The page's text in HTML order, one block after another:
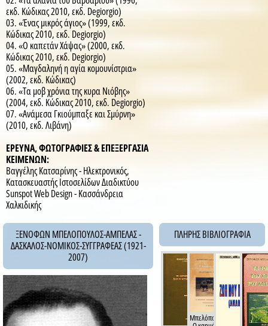
εκδ. Κώδικας 2010, εκδ. Degiorgio)
03. «Ένας μικρός άγιος» (1999, εκδ.
Κώδικας 2010, εκδ. Degiorgio)
04. «Ο καπετάν Χάψας» (2000, εκδ.
Κώδικας 2010, εκδ. Degiorgio)
05. «Μαγδαληνή η αγία κομουνίστρια»
(2002, εκδ. Κώδικας)
06. «Τα μοβ χρόνια της κυρα Νιόβης»
(2004, εκδ. Κώδικας 2010, εκδ. Degiorgio)
07. «Ανάμεσα Γκιούμπαξε και Σμύρνη»
(2010, εκδ. Λιβάνη)
ΕΡΕΥΝΑ, ΦΩΤΟΓΡΑΦΙΕΣ & ΕΠΕΞΕΡΓΑΣΙΑ
ΚΕΙΜΕΝΩΝ:
Βαγγέλης Κατσαρίνης - Ηλεκτρονικός,
Κατασκευαστής Ιστοσελίδων Διαδικτύου
Sunspot Web Design - Κασσάνδρεια
Χαλκιδικής
ΞΕΝΟΦΩΝ ΜΠΕΛΟΠΟΥΛΟΣ-ΑΜΠΕΛΑΣ -
ΔΑΣΚΑΛΟΣ-ΝΟΜΙΚΟΣ-ΣΥΓΓΡΑΦΕΑΣ (1921-
2007)
ΠΛΗΡΗΣ ΒΙΒΛΙΟΓΡΑΦΙΑ